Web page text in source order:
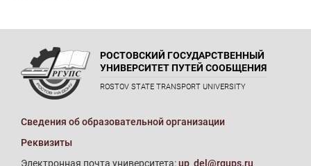
РОСТОВСКИЙ ГОСУДАРСТВЕННЫЙ
УНИВЕРСИТЕТ ПУТЕЙ СООБЩЕНИЯ
ROSTOV STATE TRANSPORT UNIVERSITY
Сведения об образовательной организации
Реквизиты
Электронная почта университета:up_del@rgups.ru